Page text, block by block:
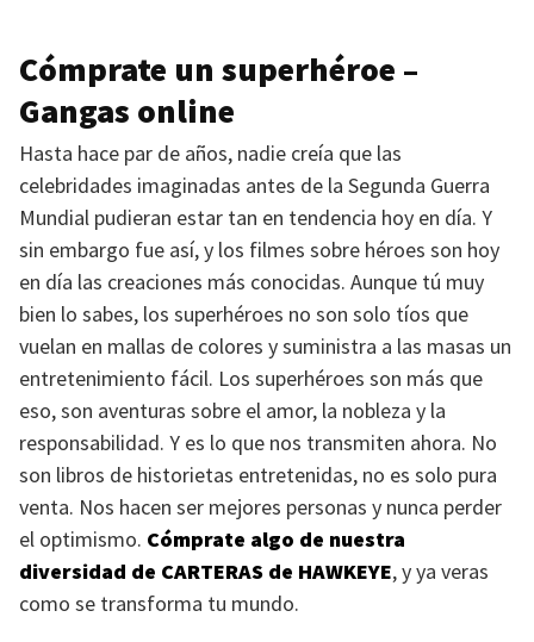
Cómprate un superhéroe –
Gangas online
Hasta hace par de años, nadie creía que las
celebridades imaginadas antes de la Segunda Guerra
Mundial pudieran estar tan en tendencia hoy en día. Y
sin embargo fue así, y los filmes sobre héroes son hoy
en día las creaciones más conocidas. Aunque tú muy
bien lo sabes, los superhéroes no son solo tíos que
vuelan en mallas de colores y suministra a las masas un
entretenimiento fácil. Los superhéroes son más que
eso, son aventuras sobre el amor, la nobleza y la
responsabilidad. Y es lo que nos transmiten ahora. No
son libros de historietas entretenidas, no es solo pura
venta. Nos hacen ser mejores personas y nunca perder
el optimismo. Cómprate algo de nuestra
diversidad de CARTERAS de HAWKEYE, y ya veras
como se transforma tu mundo.